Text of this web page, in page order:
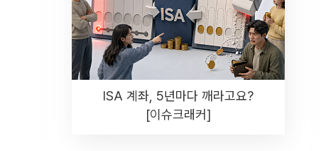
ISA 계좌, 5년마다 깨라고요?
[이슈크래커]